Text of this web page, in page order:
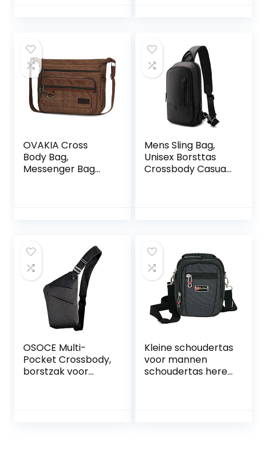
OVAKIA Cross
Body Bag,
Messenger Bag
Canvas Man Tas
voor Werk School
Reizen en Dagelijks
Gebruik
Mens Sling Bag,
Unisex Borsttas
Crossbody Casual
Poort Messenger
Bag voor Outdoor
Sport Reizen
Casual Office-
Zwart, Zwart, Large
OSOCE Multi-
Pocket Crossbody,
borstzak voor
Kleine schoudertas
voor mannen
schoudertas heren